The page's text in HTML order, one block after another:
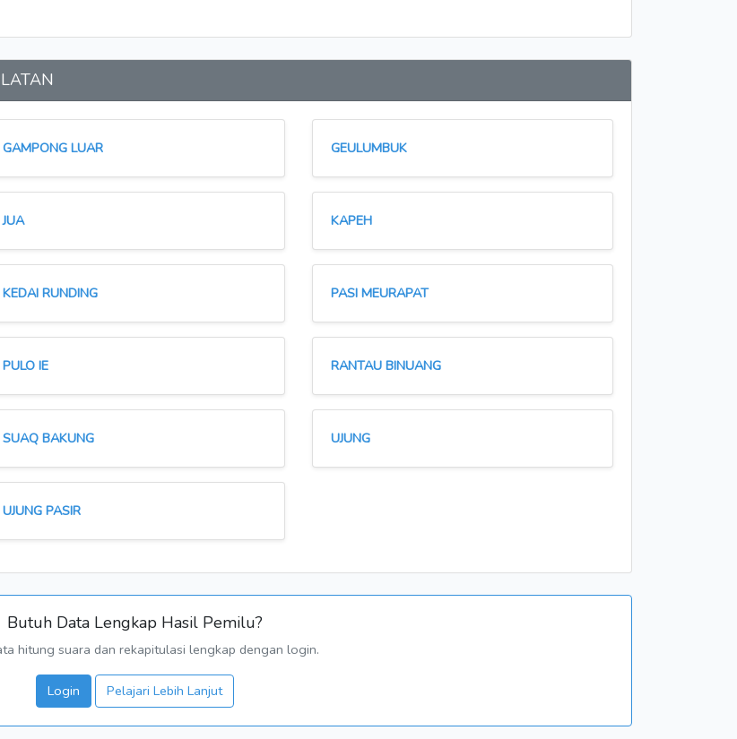
GAMPONG LUAR GEULUMBUK
JUA KAPEH
KEDAI RUNDING PASI MEURAPAT
PULO IE RANTAU BINUANG
SUAQ BAKUNG UJUNG
UJUNG PASIR
Butuh Data Lengkap Hasil Pemilu?
hitung suara dan rekapitulasi lengkap dengan login.
Login Pelajari Lebih Lanjut